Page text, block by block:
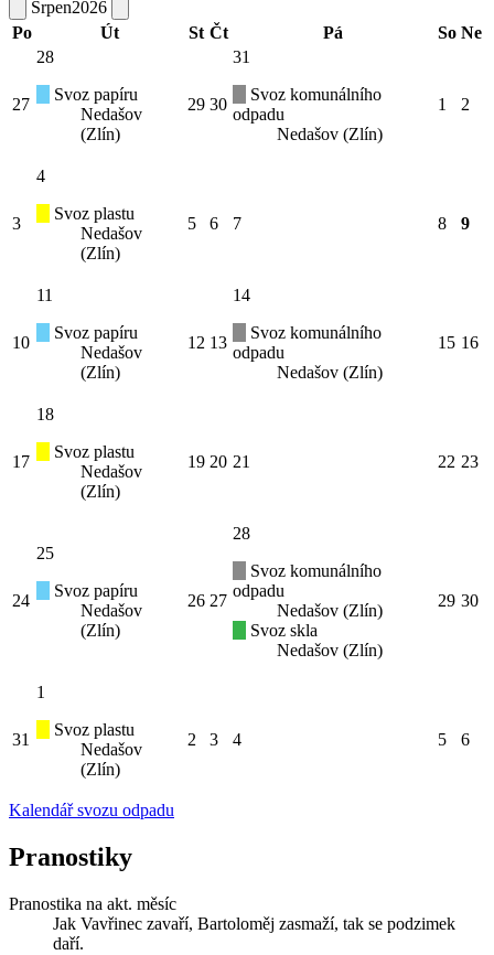
Srpen2026
Po
Út St Čt Pá So Ne
27
28
Svoz papíru
Nedašov
(Zlín)
29 30
31
Svoz komunálního
odpadu
Nedašov (Zlín)
1 2
3
4
Svoz plastu
Nedašov
(Zlín)
5 6 7 8 9
10
11
Svoz papíru
Nedašov
(Zlín)
12 13
14
Svoz komunálního
odpadu
Nedašov (Zlín)
15 16
17
18
Svoz plastu
Nedašov
(Zlín)
19 20 21 22 23
24
25
Svoz papíru
Nedašov
(Zlín)
26 27
28
Svoz komunálního
odpadu
Nedašov (Zlín)
Svoz skla
Nedašov (Zlín)
29 30
31
1
Svoz plastu
Nedašov
(Zlín)
2 3 4 5 6
Kalendář svozu odpadu
Pranostiky
Pranostika na akt. měsíc
Jak Vavřinec zavaří, Bartoloměj zasmaží, tak se podzimek
daří.